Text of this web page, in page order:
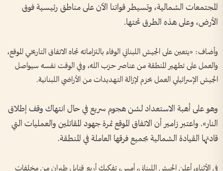
المجتمعات الشمالية، وتسيطر قواتنا الآن على مناطق رئيسية فوق
الأرض، وعلى هذه الطرق تحتها.
وأضاف: «يتعين على الجيش اللبناني الوفاء بالتزاماته تجاه الاتفاق التاريخي الموقع،
والعمل على تطهير المنطقة من عناصر حزب الله، وفي الوقت نفسه سيواصل
الجيش الإسرائيلي العمل بحزم لإزالة التهديدات من الأراضي اللبنانية.
وهو على أهبة الاستعداد لشن هجوم سريع في حال انتهاك وقف إطلاق
النار». واعتبر زامير أن الاتفاق الموقع ثمرة جهود المقاتلين والعمليات التي
قادتها القيادة الشمالية بجميع فرقها العاملة في المنطقة.
في الأثناء، أعلن الجيش اللبناني، أمس، تفكيك أربع قنابل طيران من مخلفات